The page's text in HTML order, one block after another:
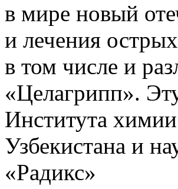
в мире новый
и лечения
в том числе и
«Целагрипп».
Института
Узбекистана и
«Радикс»